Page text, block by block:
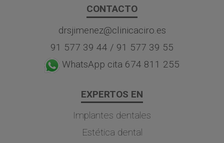
CONTACTO
drsjimenez@clinicaciro.es
91 577 39 44 / 91 577 39 55
WhatsApp cita 674 811 255
EXPERTOS EN
Implantes dentales
Estética dental